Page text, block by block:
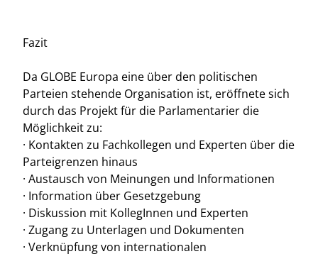
Fazit
Da GLOBE Europa eine über den politischen
Parteien stehende Organisation ist, eröffnete sich
durch das Projekt für die Parlamentarier die
Möglichkeit zu:
· Kontakten zu Fachkollegen und Experten über die
Parteigrenzen hinaus
· Austausch von Meinungen und Informationen
· Information über Gesetzgebung
· Diskussion mit KollegInnen und Experten
· Zugang zu Unterlagen und Dokumenten
· Verknüpfung von internationalen